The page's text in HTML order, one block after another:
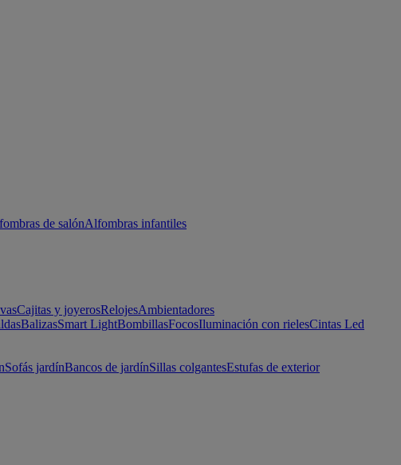
de salónAlfombras infantiles
Cajitas y joyerosRelojesAmbientadores
BalizasSmart LightBombillasFocosIluminación con rielesCintas Led
Sofás jardínBancos de jardínSillas colgantesEstufas de exterior